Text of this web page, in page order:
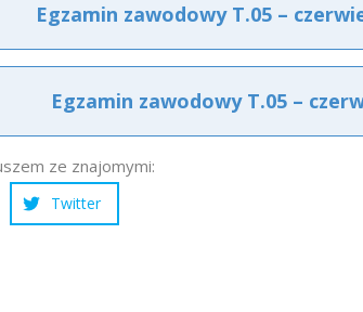
Egzamin zawodowy T.05 –
Egzamin zawodowy T.05 –
ze znajomymi:
Twitter